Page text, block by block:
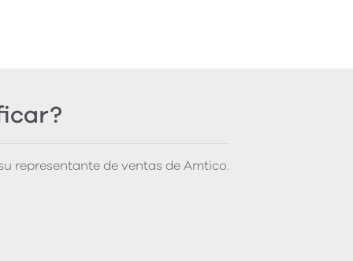
representante de ventas de Amtico.